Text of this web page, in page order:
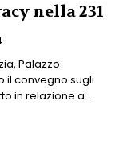
nella 231
Palazzo
il convegno sugli
in relazione a...